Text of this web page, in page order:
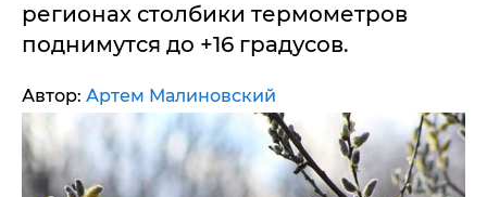
регионах столбики термометров
поднимутся до +16 градусов.
Автор: Артем Малиновский